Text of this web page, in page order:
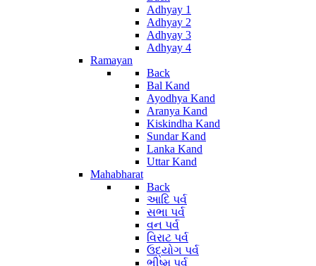
Adhyay 1
Adhyay 2
Adhyay 3
Adhyay 4
Ramayan
Back
Bal Kand
Ayodhya Kand
Aranya Kand
Kiskindha Kand
Sundar Kand
Lanka Kand
Uttar Kand
Mahabharat
Back
આદિ પર્વ
સભા પર્વ
વન પર્વ
વિરાટ પર્વ
ઉદ્યોગ પર્વ
ભીષ્મ પર્વ